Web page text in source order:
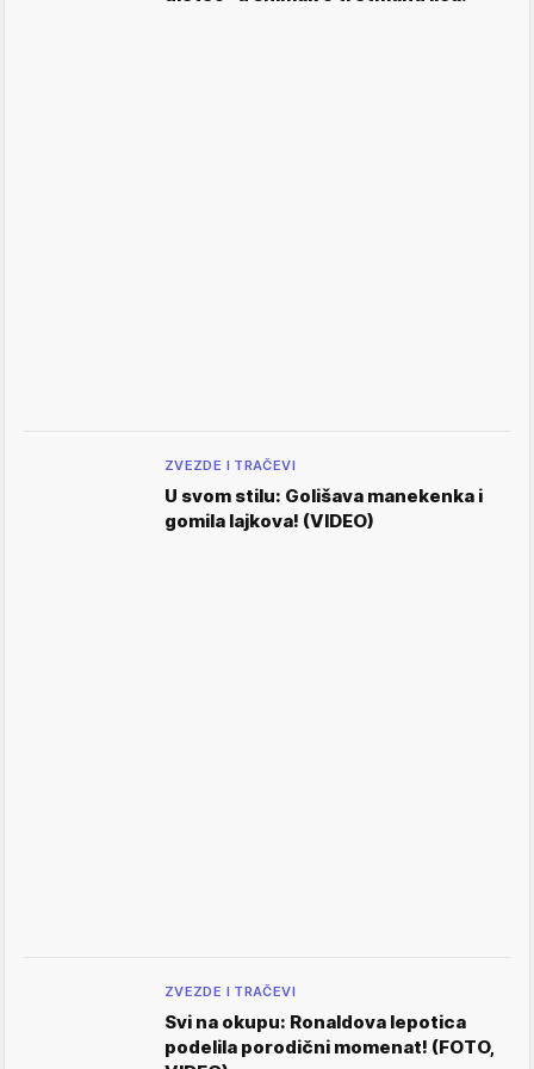
ZVEZDE I TRAČEVI
U svom stilu: Golišava manekenka i
gomila lajkova! (VIDEO)
ZVEZDE I TRAČEVI
Svi na okupu: Ronaldova lepotica
podelila porodični momenat! (FOTO,